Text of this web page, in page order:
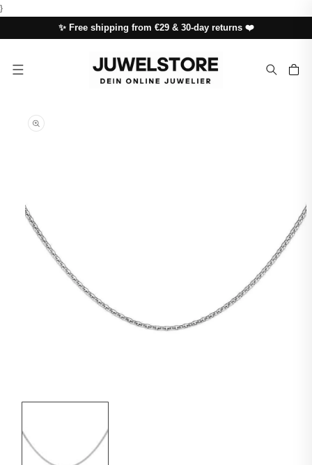
}
CONTENT
✨ Free shipping from €29 & 30-day returns ❤️
Cart
PRODUCT
INFORMATION
OPEN
MODAL